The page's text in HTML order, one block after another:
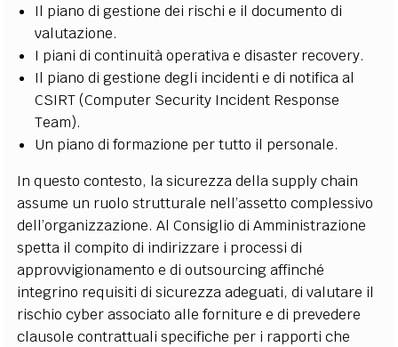
Il piano di gestione dei rischi e il documento di
valutazione.
I piani di continuità operativa e disaster recovery.
Il piano di gestione degli incidenti e di notifica al
CSIRT (Computer Security Incident Response
Team).
Un piano di formazione per tutto il personale.
In questo contesto, la sicurezza della supply chain
assume un ruolo strutturale nell’assetto complessivo
dell’organizzazione. Al Consiglio di Amministrazione
spetta il compito di indirizzare i processi di
approvvigionamento e di outsourcing affinché
integrino requisiti di sicurezza adeguati, di valutare il
rischio cyber associato alle forniture e di prevedere
clausole contrattuali specifiche per i rapporti che